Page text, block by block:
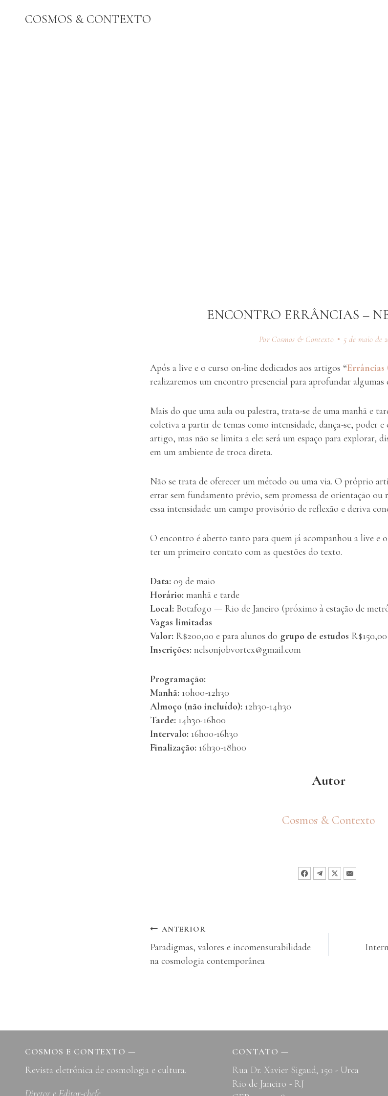
COSMOS & CONTEXTO
ENCONTRO ERRÂNCIAS –
Por Cosmos & Contexto 5 de maio de
Após a live e o curso on-line dedicados aos artigos “Errâncias
realizaremos um encontro presencial para aprofundar algumas
Mais do que uma aula ou palestra, trata-se de uma manhã e
coletiva a partir de temas como intensidade, dança-se, poder
artigo, mas não se limita a ele: será um espaço para explorar,
em um ambiente de troca direta.
Não se trata de oferecer um método ou uma via. O próprio
errar sem fundamento prévio, sem promessa de orientação
essa intensidade: um campo provisório de reflexão e deriva
O encontro é aberto tanto para quem já acompanhou a live e
ter um primeiro contato com as questões do texto.
Data: 09 de maio
Horário: manhã e tarde
Local: Botafogo — Rio de Janeiro (próximo à estação de
Vagas limitadas
Valor: R$200,00 e para alunos do grupo de estudos
Inscrições: nelsonjobvortex@gmail.com
Programação:
Manhã: 10h00-12h30
Almoço (não incluído): 12h30-14h30
Tarde: 14h30-16h00
Intervalo: 16h00-16h30
Finalização: 16h30-18h00
Autor
Cosmos & Contexto
Navegação
de
ANTERIOR
Paradigmas, valores e incomensurabilidade
na cosmologia contemporânea
COSMOS E CONTEXTO—
Revista eletrônica de cosmologia e cultura.
Diretor e Editor-chefe
CONTATO —
Rua Dr. Xavier Sigaud, 150 - Urca
Rio de Janeiro - RJ